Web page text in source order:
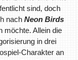
sind, doch
nach Neon Birds
möchte. Allein die
in drei
Charakter an